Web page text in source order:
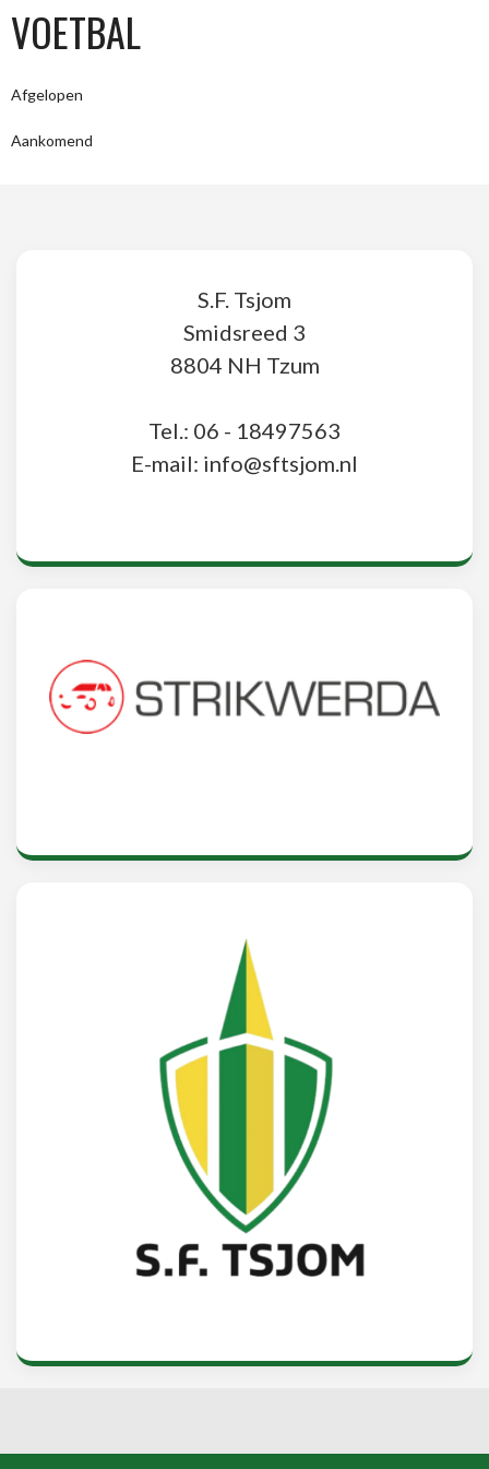
VOETBAL
Afgelopen
Aankomend
S.F. Tsjom
Smidsreed 3
8804 NH Tzum
Tel.: 06 - 18497563
E-mail: info@sftsjom.nl